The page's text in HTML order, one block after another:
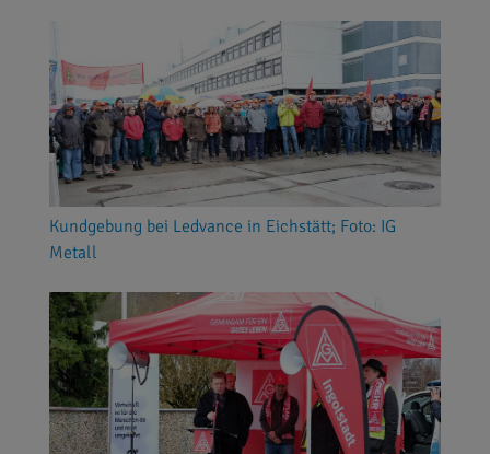
Kundgebung bei Ledvance in Eichstätt; Foto: IG
Metall